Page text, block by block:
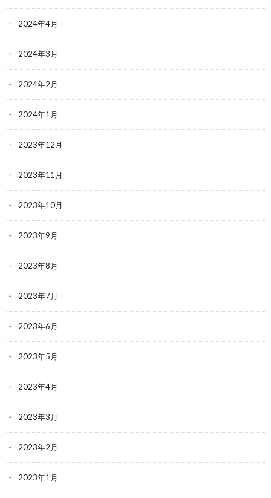
2024年4月
2024年3月
2024年2月
2024年1月
2023年12月
2023年11月
2023年10月
2023年9月
2023年8月
2023年7月
2023年6月
2023年5月
2023年4月
2023年3月
2023年2月
2023年1月